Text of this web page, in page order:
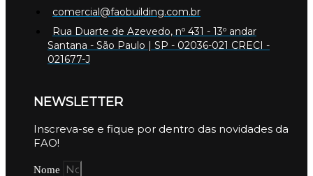
comercial@faobuilding.com.br
Rua Duarte de Azevedo, nº 431 - 13º andar
Santana - São Paulo | SP - 02036-021 CRECI -
021677-J
NEWSLETTER
Inscreva-se e fique por dentro das novidades da
FAO!
Nome